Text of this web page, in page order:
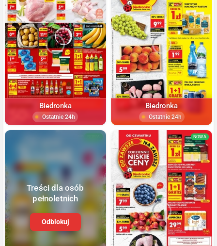
Biedronka
Ostatnie 24h
Biedronka
Ostatnie 24h
Treści dla osób
pełnoletnich
Odblokuj
NOWA